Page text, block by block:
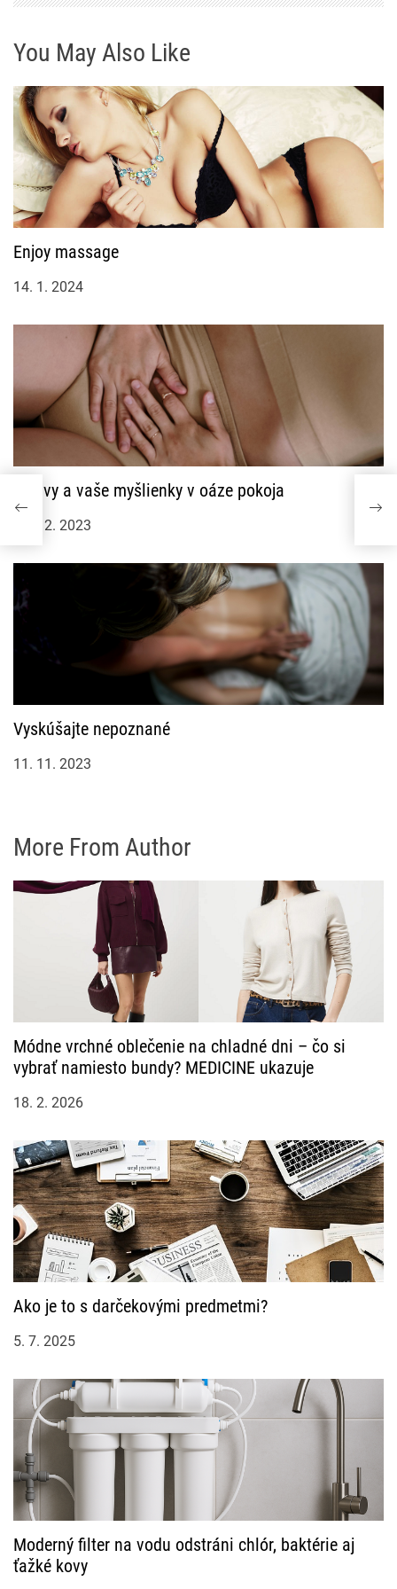
s
p
v
e
k
You May Also Like
Enjoy massage
14. 1. 2024
Len vy a vaše myšlienky v oáze pokoja
24. 12. 2023
Vyskúšajte nepoznané
11. 11. 2023
More From Author
Módne vrchné oblečenie na chladné dni – čo si
vybrať namiesto bundy? MEDICINE ukazuje
18. 2. 2026
Ako je to s darčekovými predmetmi?
5. 7. 2025
Moderný filter na vodu odstráni chlór, baktérie aj
ťažké kovy